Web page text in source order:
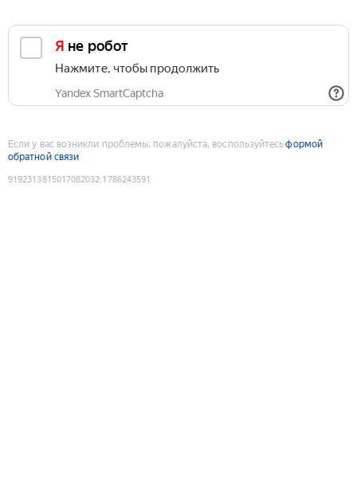
Я не робот
Нажмите, чтобы продолжить
Yandex SmartCaptcha
Если у вас возникли проблемы, пожалуйста, воспользуйтесьформой
обратной связи
9192313815017082032:1786243591